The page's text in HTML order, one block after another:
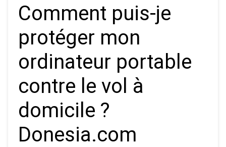
Comment puis-je
protéger mon
ordinateur portable
contre le vol à
domicile ?
Donesia.com